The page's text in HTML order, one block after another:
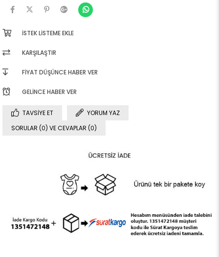
İSTEK LISTEME EKLE
KARŞILAŞTIR
FIYAT DÜŞÜNCE HABER VER
GELINCE HABER VER
TAVSIYE ET
YORUM YAZ
SORULAR (0) VE CEVAPLAR (0)